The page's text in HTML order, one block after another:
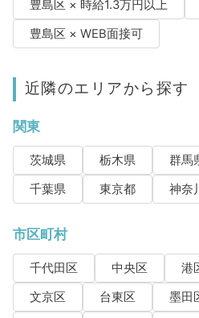
豊島区 × 時給1.3万円以上
豊島区 × WEB面接可
近隣のエリアから探す
関東
茨城県 栃木県 群馬
千葉県
東京都 神奈
市区町村
千代田区 中央区 港
文京区
台東区 墨田